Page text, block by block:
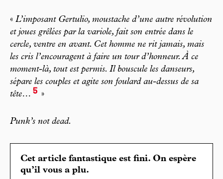
« L’imposant Gertulio, moustache d’une autre révolution
et joues grêlées par la variole, fait son entrée dans le
cercle, ventre en avant. Cet homme ne rit jamais, mais
les cris l’encouragent à faire un tour d’honneur. À ce
moment-là, tout est permis. Il bouscule les danseurs,
sépare les couples et agite son foulard au-dessus de sa
tête… 5 »
Punk’s not dead.
Cet article fantastique est fini. On espère
qu’il vous a plu.